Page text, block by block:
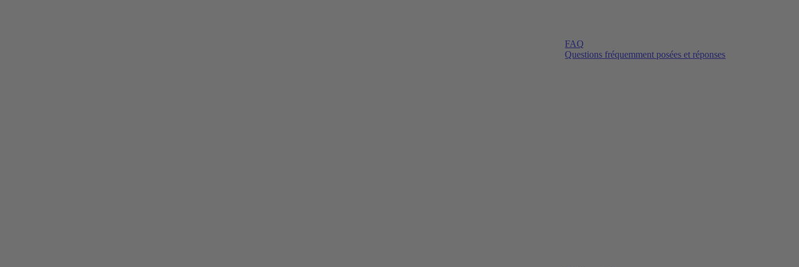
FAQ
Questions fréquemment posées et réponses